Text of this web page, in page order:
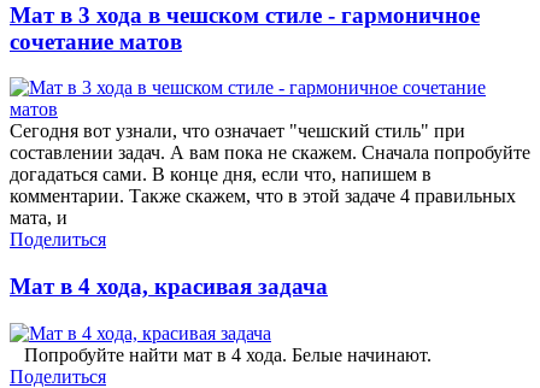
Мат в 3 хода в чешском стиле - гармоничное
сочетание матов
Сегодня вот узнали, что означает "чешский стиль" при
составлении задач. А вам пока не скажем. Сначала попробуйте
догадаться сами. В конце дня, если что, напишем в
комментарии. Также скажем, что в этой задаче 4 правильных
мата, и
Поделиться
Мат в 4 хода, красивая задача
Попробуйте найти мат в 4 хода. Белые начинают.
Поделиться